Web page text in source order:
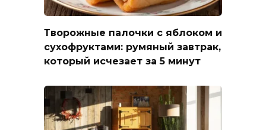
Творожные палочки с яблоком и
сухофруктами: румяный завтрак,
который исчезает за 5 минут